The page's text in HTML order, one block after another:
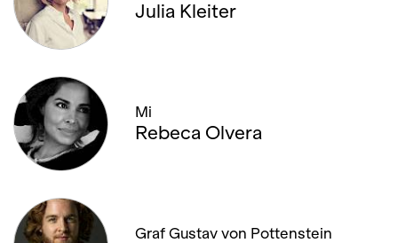
Julia Kleiter
Mi
Rebeca Olvera
Graf Gustav von Pottenstein